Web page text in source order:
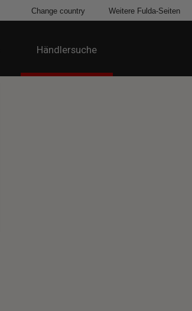
Händlersuche
Change country Weitere Fulda-Seiten